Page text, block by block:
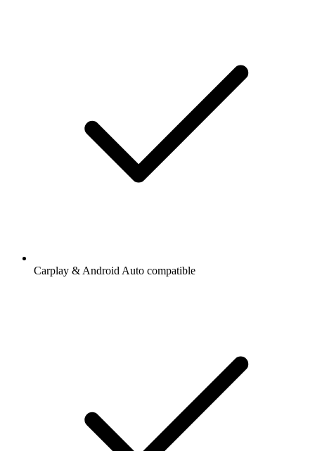
Carplay & Android Auto compatible